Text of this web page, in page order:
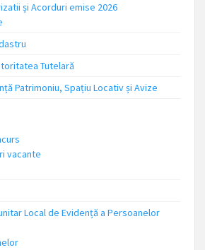
și Acorduri emise 2026
Tutelară
Patrimoniu, Spațiu Locativ și Avize
vacante
Local de Evidență a Persoanelor